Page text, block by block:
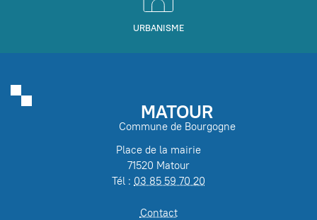
URBANISME
MATOUR
Commune de Bourgogne
Place de la mairie
71520 Matour
Tél : 03 85 59 70 20
Contact